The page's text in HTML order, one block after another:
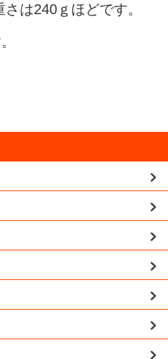
は240ｇほどです。